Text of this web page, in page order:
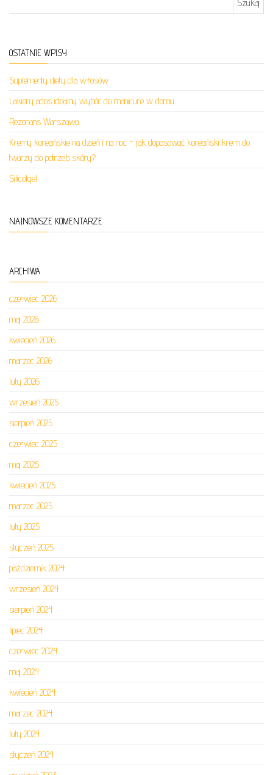
OSTATNIE WPISY
Suplementy diety dla włosów
Lakiery ados idealny wybór do manicure w domu
Rezonans Warszawa
Kremy koreańskie na dzień i na noc – jak dopasować koreański krem do
twarzy do potrzeb skóry?
Silicolgel
NAJNOWSZE KOMENTARZE
ARCHIWA
czerwiec 2026
maj 2026
kwiecień 2026
marzec 2026
luty 2026
wrzesień 2025
sierpień 2025
czerwiec 2025
maj 2025
kwiecień 2025
marzec 2025
luty 2025
styczeń 2025
październik 2024
wrzesień 2024
sierpień 2024
lipiec 2024
czerwiec 2024
maj 2024
kwiecień 2024
marzec 2024
luty 2024
styczeń 2024